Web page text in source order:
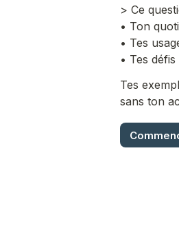
> Ce
• Ton
• Tes
• Tes défis
Tes
sans ton